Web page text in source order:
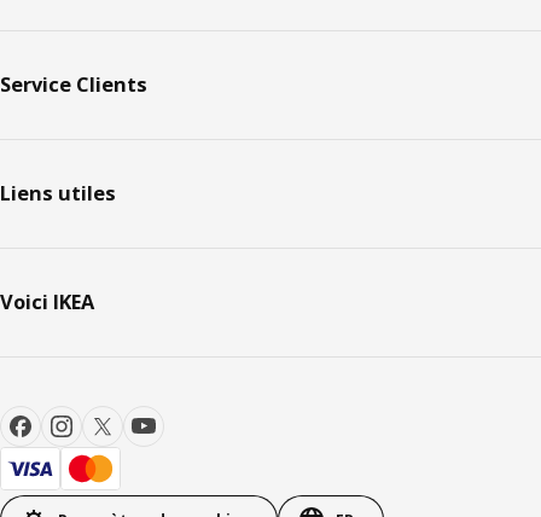
Service Clients
Liens utiles
Voici IKEA